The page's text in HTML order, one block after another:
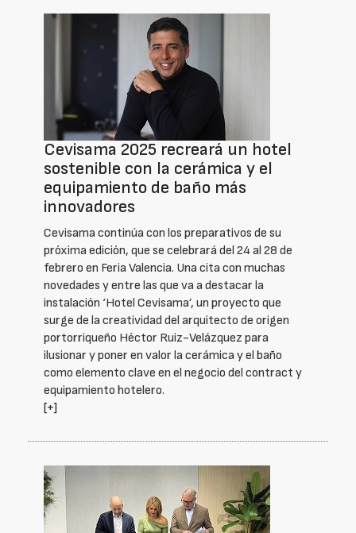
Cevisama 2025 recreará un hotel
sostenible con la cerámica y el
equipamiento de baño más
innovadores
Cevisama continúa con los preparativos de su
próxima edición, que se celebrará del 24 al 28 de
febrero en Feria Valencia. Una cita con muchas
novedades y entre las que va a destacar la
instalación ‘Hotel Cevisama’, un proyecto que
surge de la creatividad del arquitecto de origen
portorriqueño Héctor Ruiz-Velázquez para
ilusionar y poner en valor la cerámica y el baño
como elemento clave en el negocio del contract y
equipamiento hotelero.
[+]